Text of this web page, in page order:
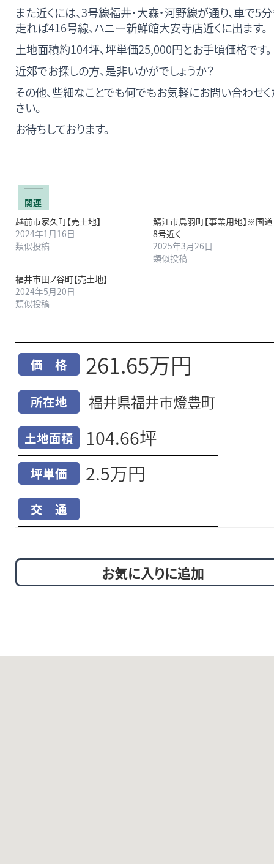
また近くには、3号線福井・大森・河野線が通り、車で5
走れば416号線、ハニー新鮮館大安寺店近くに出ます。
土地面積約104坪、坪単価25,000円とお手頃価格です。
近郊でお探しの方、是非いかがでしょうか？
その他、些細なことでも何でもお気軽にお問い合わせ
さい。
お待ちしております。
関連
越前市家久町【売土地】
2024年1月16日
類似投稿
鯖江市鳥羽町【事業用地】※国道
8号近く
2025年3月26日
類似投稿
福井市田ノ谷町【売土地】
2024年5月20日
類似投稿
価 格 261.65万円
所在地 福井県福井市燈豊町
土地面積 104.66坪
坪単価 2.5万円
交 通
お気に入りに追加